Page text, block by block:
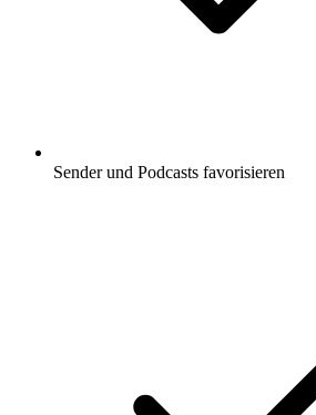
Sender und Podcasts favorisieren